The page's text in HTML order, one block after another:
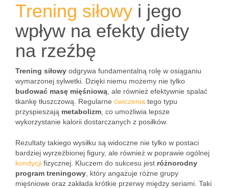
Trening siłowy i jego
wpływ na efekty diety
na rzeźbę
Trening siłowy odgrywa fundamentalną rolę w osiąganiu
wymarzonej sylwetki. Dzięki niemu możemy nie tylko
budować masę mięśniową , ale również efektywnie spalać
tkankę tłuszczową. Regularne ćwiczenia tego typu
przyspieszają metabolizm , co umożliwia lepsze
wykorzystanie kalorii dostarczanych z posiłków.
Rezultaty takiego wysiłku są widoczne nie tylko w postaci
bardziej wyrzeźbionej figury, ale również w poprawie ogólnej
kondycji fizycznej. Kluczem do sukcesu jest różnorodny
program treningowy , który angażuje różne grupy
mięśniowe oraz zakłada krótkie przerwy między seriami. Taki